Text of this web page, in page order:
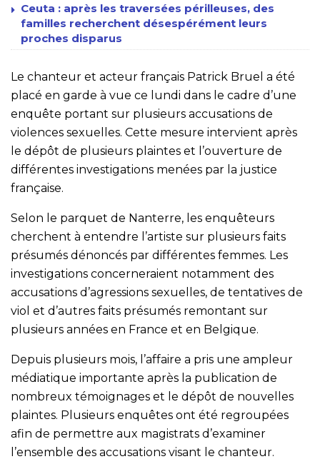
Ceuta : après les traversées périlleuses, des
familles recherchent désespérément leurs
proches disparus
Le chanteur et acteur français Patrick Bruel a été
placé en garde à vue ce lundi dans le cadre d’une
enquête portant sur plusieurs accusations de
violences sexuelles. Cette mesure intervient après
le dépôt de plusieurs plaintes et l’ouverture de
différentes investigations menées par la justice
française.
Selon le parquet de Nanterre, les enquêteurs
cherchent à entendre l’artiste sur plusieurs faits
présumés dénoncés par différentes femmes. Les
investigations concerneraient notamment des
accusations d’agressions sexuelles, de tentatives de
viol et d’autres faits présumés remontant sur
plusieurs années en France et en Belgique.
Depuis plusieurs mois, l’affaire a pris une ampleur
médiatique importante après la publication de
nombreux témoignages et le dépôt de nouvelles
plaintes. Plusieurs enquêtes ont été regroupées
afin de permettre aux magistrats d’examiner
l’ensemble des accusations visant le chanteur.